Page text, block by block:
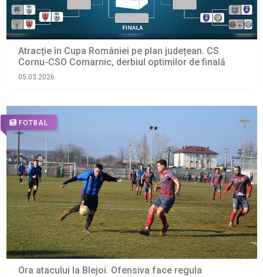
Atracție în Cupa României pe plan județean. CS
Cornu-CSO Comarnic, derbiul optimilor de finală
05.03.2026
FOTBAL
Ora atacului la Blejoi. Ofensiva face regula